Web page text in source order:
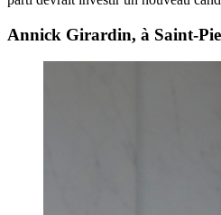
Annick Girardin, à Saint-